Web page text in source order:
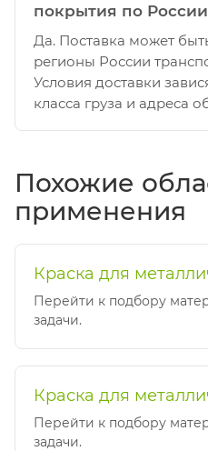
покрытия по
Да. Поставка может
регионы России
Условия доставки
класса груза и адреса
Похожие
применения
Краска для
Перейти к подбору
задачи.
Краска для
Перейти к подбору
задачи.